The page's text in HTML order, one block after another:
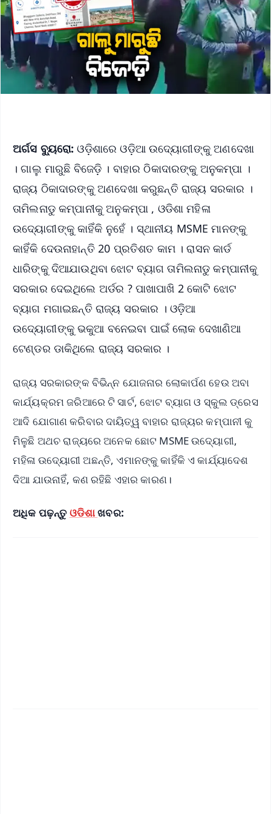
ଅର୍ଗସ ବ୍ୟୁରୋ: ଓଡ଼ିଶାରେ ଓଡ଼ିଆ ଉଦ୍ୟୋଗୀଙ୍କୁ ଅଣଦେଖା
। ଗାଲୁ ମାରୁଛି ବିଜେଡ଼ି । ବାହାର ଠିକାଦାରଙ୍କୁ ଅନୁକମ୍ପା ।
ରାଜ୍ୟ ଠିକାଦାରଙ୍କୁ ଅଣଦେଖା କରୁଛନ୍ତି ରାଜ୍ୟ ସରକାର ।
ତାମିଲନାଡୁ କମ୍ପାନୀକୁ ଅନୁକମ୍ପା , ଓଡିଶା ମହିଳା
ଉଦ୍ୟୋଗୀଙ୍କୁ କାହିଁକି ନୁହେଁ । ସ୍ଥାନୀୟ MSME ମାନଙ୍କୁ
କାହିଁକି ଦେଉନାହାନ୍ତି 20 ପ୍ରତିଶତ କାମ । ରାସନ କାର୍ଡ
ଧାରିଙ୍କୁ ଦିଆଯାଉଥିବା ଝୋଟ ବ୍ୟାଗ ତାମିଲନାଡୁ କମ୍ପାନୀକୁ
ସରକାର ଦେଇଥିଲେ ଅର୍ଡର ? ପାଖାପାଖି 2 କୋଟି ଝୋଟ
ବ୍ୟାଗ ମଗାଇଛନ୍ତି ରାଜ୍ୟ ସରକାର । ଓଡ଼ିଆ
ଉଦ୍ୟୋଗୀଙ୍କୁ ଭକୁଆ ବନେଇବା ପାଇଁ ଲୋକ ଦେଖାଣିଆ
ଟେଣ୍ଡର ଡାକିଥିଲେ ରାଜ୍ୟ ସରକାର ।
ରାଜ୍ୟ ସରକାରଙ୍କ ବିଭିନ୍ନ ଯୋଜନାର ଲୋକାର୍ପଣ ହେଉ ଅବା
କାର୍ଯ୍ୟକ୍ରମ ଜରିଆରେ ଟି ସାର୍ଟ, ଝୋଟ ବ୍ୟାଗ ଓ ସ୍କୁଲ ଡ୍ରେସ
ଆଦି ଯୋଗାଣ କରିବାର ଦାୟିତ୍ୱ ବାହାର ରାଜ୍ୟର କମ୍ପାନୀ କୁ
ମିଳୁଛି ଅଥଚ ରାଜ୍ୟରେ ଅନେକ ଛୋଟ MSME ଉଦ୍ୟୋଗୀ,
ମହିଳା ଉଦ୍ୟୋଗୀ ଅଛନ୍ତି, ଏମାନଙ୍କୁ କାହିଁକି ଏ କାର୍ଯ୍ୟାଦେଶ
ଦିଆ ଯାଉନାହିଁ, କଣ ରହିଛି ଏହାର କାରଣ।
ଅଧିକ ପଢ଼ନ୍ତୁ ଓଡିଶାଖବର: